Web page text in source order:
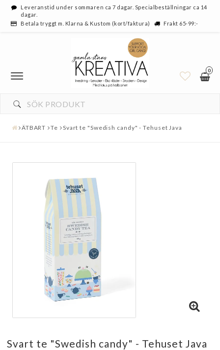
Leveranstid under sommaren ca 7 dagar. Specialbeställningar ca 14
dagar.
Betala tryggt m. Klarna & Kustom (kort/faktura)
Frakt 65-99:-
0
ÄTBART Te Svart te "Swedish candy" - Tehuset Java
Svart te "Swedish candy" - Tehuset Java